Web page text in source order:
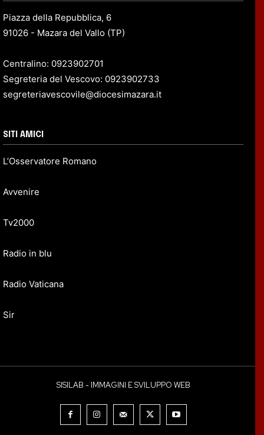
Piazza della Repubblica, 6
91026 - Mazara del Vallo (TP)
Centralino: 0923902701
Segreteria del Vescovo: 0923902733
segreteriavescovile@diocesimazara.it
SITI AMICI
L’Osservatore Romano
Avvenire
Tv2000
Radio in blu
Radio Vaticana
Sir
SISILAB - IMMAGINI E SVILUPPO WEB